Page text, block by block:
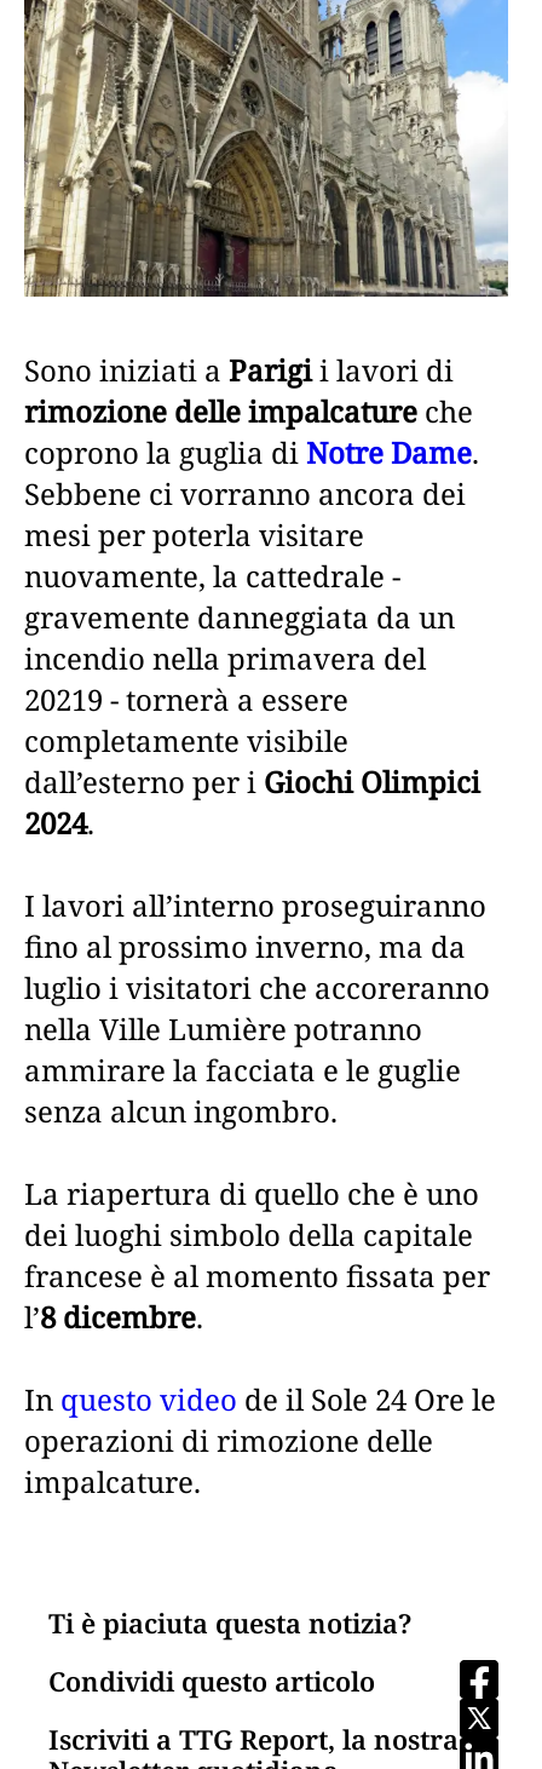
Sono iniziati a Parigii lavori di
rimozione delle impalcature che
coprono la guglia diNotre Dame.
Sebbene ci vorranno ancora dei
mesi per poterla visitare
nuovamente, la cattedrale -
gravemente danneggiata da un
incendio nella primavera del
20219 - tornerà a essere
completamente visibile
dall’esterno per i Giochi Olimpici
2024.
I lavori all’interno proseguiranno
fino al prossimo inverno, ma da
luglio i visitatori che accoreranno
nella Ville Lumière potranno
ammirare la facciata e le guglie
senza alcun ingombro.
La riapertura di quello che è uno
dei luoghi simbolo della capitale
francese è al momento fissata per
l’8 dicembre.
In questo video de il Sole 24 Ore le
operazioni di rimozione delle
impalcature.
Ti è piaciuta questa notizia?
Condividi questo articolo
Iscriviti a TTG Report, la nostra